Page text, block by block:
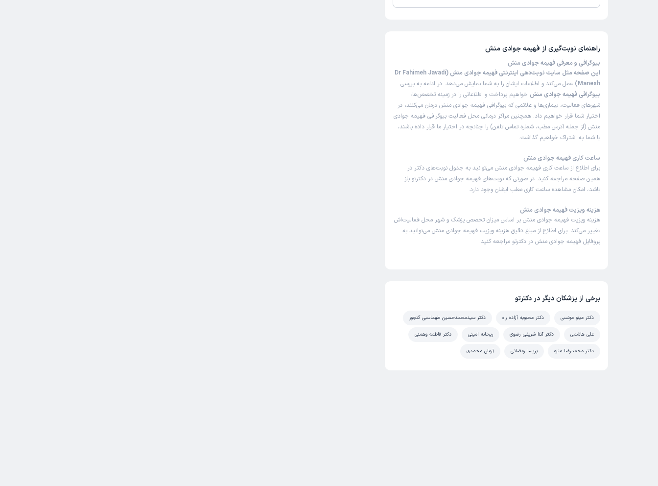
راهنمای نوبت‌گیری از فهیمه جوادی منش
بیوگرافی و معرفی فهیمه جوادی منش
این صفحه مثل سایت نوبت‌دهی اینترنتی فهیمه جوادی منش (Dr Fahimeh Javadi
Manesh)
عمل می‌کند و اطلاعات ایشان را به شما نمایش می‌دهد. در ادامه به بررسی
بیوگرافی فهیمه جوادی منش خواهیم پرداخت و اطلاعاتی را در زمینه تخصص‌ها،
شهرهای فعالیت، بیماری‌ها و علائمی که بیوگرافی فهیمه جوادی منش درمان می‌کنند، در
اختیار شما قرار خواهیم داد. همچنین مراکز درمانی محل فعالیت بیوگرافی فهیمه جوادی
منش (از جمله آدرس مطب، شماره تماس تلفن) را چنانچه در اختیار ما قرار داده باشند،
با شما به اشتراک خواهیم گذاشت.
ساعت کاری فهیمه جوادی منش
برای اطلاع از ساعت کاری فهیمه جوادی منش می‌توانید به جدول نوبت‌های دکتر در
همین صفحه مراجعه کنید. در صورتی که نوبت‌های فهیمه جوادی منش در دکترتو باز
باشد، امکان مشاهده ساعت کاری مطب ایشان وجود دارد.
هزینه ویزیت فهیمه جوادی منش
هزینه ویزیت فهیمه جوادی منش بر اساس میزان تخصص پزشک و شهر محل فعالیت‌اش
تغییر می‌کند. برای اطلاع از مبلغ دقیق هزینه ویزیت فهیمه جوادی منش می‌توانید به
پروفایل فهیمه جوادی منش در دکترتو مراجعه کنید.
برخی از پزشکان دیگر در دکترتو
دکتر مینو مونسی دکتر محبوبه آزاده راه دکتر سیدمحمدحسین طهماسبی گنجور
علی هاشمی دکتر آتنا شریفی رضوی ریحانه امینی دکتر فاطمه وهمنی
دکتر محمدرضا منزه پریسا رمضانی آرمان محمدی